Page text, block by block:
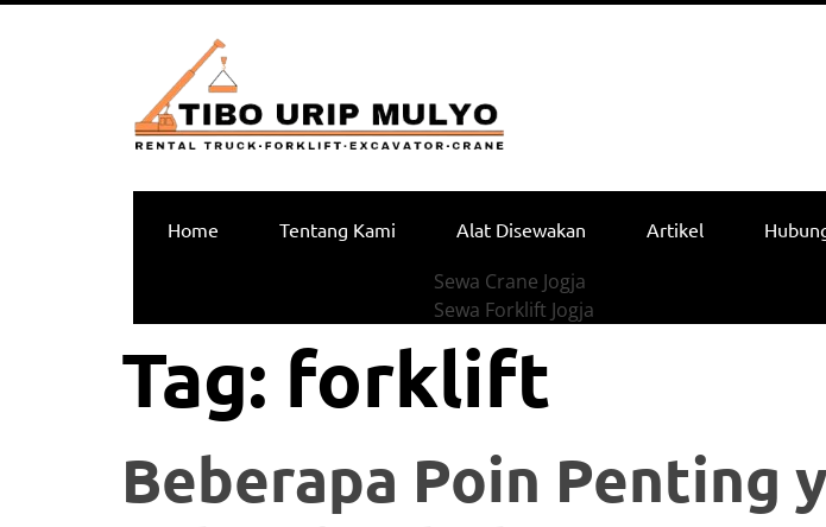
Home Tentang Kami Alat Disewakan
Sewa Crane Jogja
Sewa Forklift Jogja
Artikel
Tag: forklift
Beberapa Poin Penting